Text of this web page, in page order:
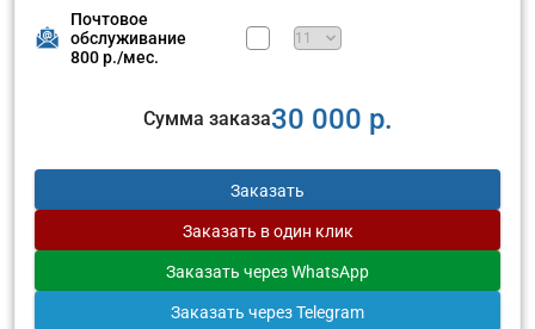
Почтовое
обслуживание
800 р./мес.
Сумма заказа30 000 р.
Заказать
Заказать в один клик
Заказать через WhatsApp
Заказать через Telegram